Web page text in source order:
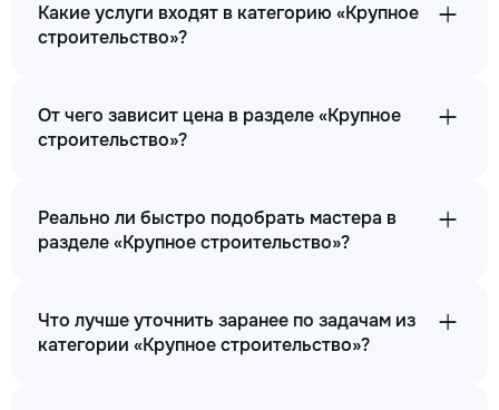
Какие услуги входят в категорию «Крупное
строительство»?
От чего зависит цена в разделе «Крупное
строительство»?
Реально ли быстро подобрать мастера в
разделе «Крупное строительство»?
Что лучше уточнить заранее по задачам из
категории «Крупное строительство»?